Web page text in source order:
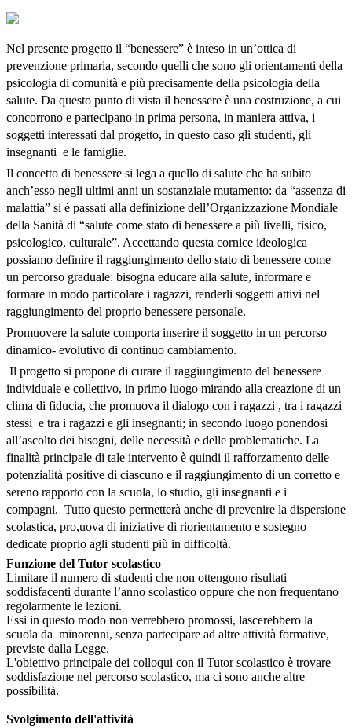
Nel presente progetto il “benessere” è inteso in un’ottica di
prevenzione primaria, secondo quelli che sono gli orientamenti della
psicologia di comunità e più precisamente della psicologia della
salute. Da questo punto di vista il benessere è una costruzione, a cui
concorrono e partecipano in prima persona, in maniera attiva, i
soggetti interessati dal progetto, in questo caso gli studenti, gli
insegnanti e le famiglie.
Il concetto di benessere si lega a quello di salute che ha subito
anch’esso negli ultimi anni un sostanziale mutamento: da “assenza di
malattia” si è passati alla definizione dell’Organizzazione Mondiale
della Sanità di “salute come stato di benessere a più livelli, fisico,
psicologico, culturale”. Accettando questa cornice ideologica
possiamo definire il raggiungimento dello stato di benessere come
un percorso graduale: bisogna educare alla salute, informare e
formare in modo particolare i ragazzi, renderli soggetti attivi nel
raggiungimento del proprio benessere personale.
Promuovere la salute comporta inserire il soggetto in un percorso
dinamico- evolutivo di continuo cambiamento.
Il progetto si propone di curare il raggiungimento del benessere
individuale e collettivo, in primo luogo mirando alla creazione di un
clima di fiducia, che promuova il dialogo con i ragazzi , tra i ragazzi
stessi e tra i ragazzi e gli insegnanti; in secondo luogo ponendosi
all’ascolto dei bisogni, delle necessità e delle problematiche. La
finalità principale di tale intervento è quindi il rafforzamento delle
potenzialità positive di ciascuno e il raggiungimento di un corretto e
sereno rapporto con la scuola, lo studio, gli insegnanti e i
compagni. Tutto questo permetterà anche di prevenire la dispersione
scolastica, pro,uova di iniziative di riorientamento e sostegno
dedicate proprio agli studenti più in difficoltà.
Funzione del Tutor scolastico
Limitare il numero di studenti che non ottengono risultati
soddisfacenti durante l’anno scolastico oppure che non frequentano
regolarmente le lezioni.
Essi in questo modo non verrebbero promossi, lascerebbero la
scuola da minorenni, senza partecipare ad altre attività formative,
previste dalla Legge.
L'obiettivo principale dei colloqui con il Tutor scolastico è trovare
soddisfazione nel percorso scolastico, ma ci sono anche altre
possibilità.
Svolgimento dell'attività